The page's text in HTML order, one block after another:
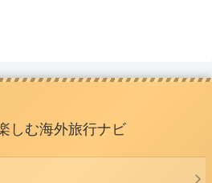
しむ海外旅行ナビ